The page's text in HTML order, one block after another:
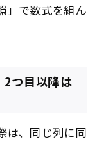
」で数式を組ん
2つ目以降は
は、同じ列に同